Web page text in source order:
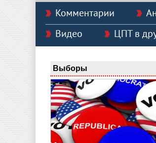
Комментарии
Видео
ЦПТ в
Выборы